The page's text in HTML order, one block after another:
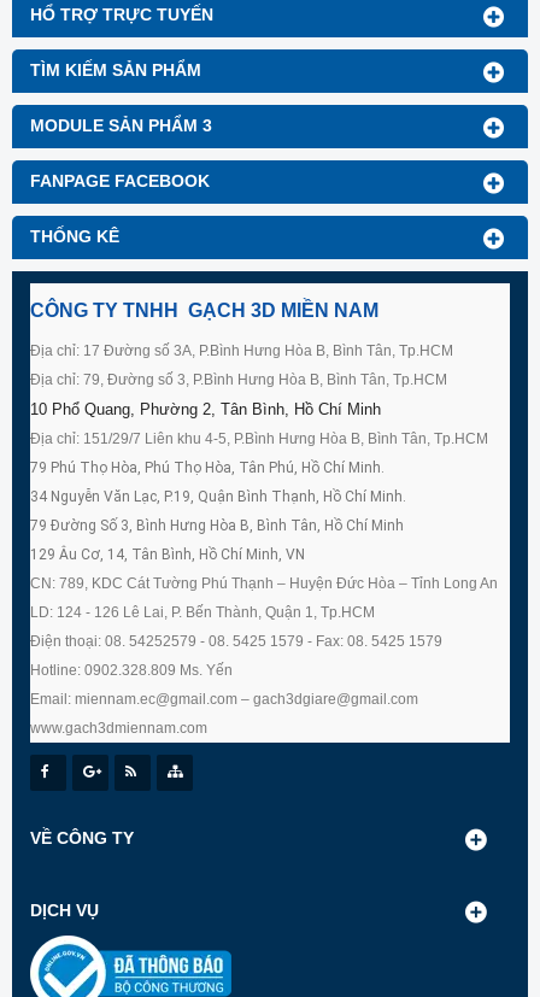
HỔ TRỢ TRỰC TUYẾN
TÌM KIẾM SẢN PHẨM
MODULE SẢN PHẨM 3
FANPAGE FACEBOOK
THỐNG KÊ
CÔNG TY TNHH GẠCH 3D MIỀN NAM
Địa chỉ: 17 Đường số 3A, P.Bình Hưng Hòa B, Bình Tân, Tp.HCM
Địa chỉ: 79, Đường số 3, P.Bình Hưng Hòa B, Bình Tân, Tp.HCM
10 Phổ Quang, Phường 2, Tân Bình, Hồ Chí Minh
Địa chỉ: 151/29/7 Liên khu 4-5, P.Bình Hưng Hòa B, Bình Tân, Tp.HCM
79 Phú Thọ Hòa, Phú Thọ Hòa, Tân Phú, Hồ Chí Minh.
34 Nguyễn Văn Lạc, P.19, Quận Bình Thạnh, Hồ Chí Minh.
79 Đường Số 3, Bình Hưng Hòa B, Bình Tân, Hồ Chí Minh
129 Âu Cơ, 14, Tân Bình, Hồ Chí Minh, VN
CN: 789, KDC Cát Tường Phú Thạnh – Huyện Đức Hòa – Tỉnh Long An
LD: 124 - 126 Lê Lai, P. Bến Thành, Quận 1, Tp.HCM
Điện thoại: 08. 54252579 - 08. 5425 1579 - Fax: 08. 5425 1579
Hotline: 0902.328.809 Ms. Yến
Email: miennam.ec@gmail.com – gach3dgiare@gmail.com
www.gach3dmiennam.com
VỀ CÔNG TY
DỊCH VỤ